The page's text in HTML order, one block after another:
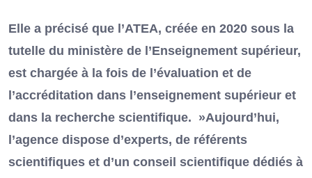
Elle a précisé que l’ATEA, créée en 2020 sous la
tutelle du ministère de l’Enseignement supérieur,
est chargée à la fois de l’évaluation et de
l’accréditation dans l’enseignement supérieur et
dans la recherche scientifique. »Aujourd’hui,
l’agence dispose d’experts, de référents
scientifiques et d’un conseil scientifique dédiés à